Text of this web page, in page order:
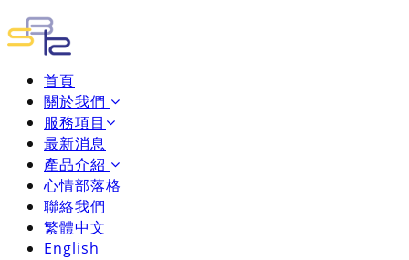
首頁
關於我們
服務項目
最新消息
產品介紹
心情部落格
聯絡我們
繁體中文
English